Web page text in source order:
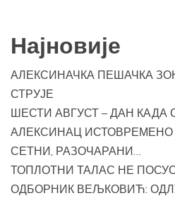
Најновије
АЛЕКСИНАЧКА ПЕШАЧКА
СТРУЈЕ
ШЕСТИ АВГУСТ – ДАН
АЛЕКСИНАЦ
СЕТНИ, РАЗОЧАРАНИ…
ТОПЛОТНИ ТАЛАС НЕ
ОДБОРНИК ВЕЉКОВИЋ: